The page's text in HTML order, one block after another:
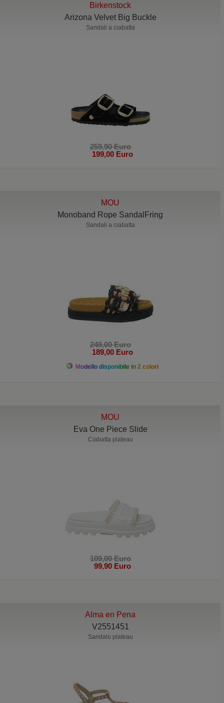
Birkenstock
Arizona Velvet Big Buckle
Sandali a ciabatta
259,90 Euro
199,00 Euro
MOU
Monoband Rope SandalFring
Sandali a ciabatta
249,00 Euro
189,00 Euro
Modello disponibile in 2 colori
MOU
Eva One Piece Slide
Ciabatta plateau
109,00 Euro
99,90 Euro
Alma en Pena
V2551451
Sandalo plateau